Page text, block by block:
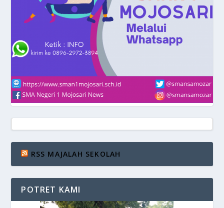
RSS MAJALAH SEKOLAH
POTRET KAMI